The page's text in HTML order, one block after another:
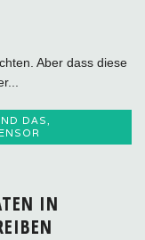
Aber dass diese
DAS,
IN